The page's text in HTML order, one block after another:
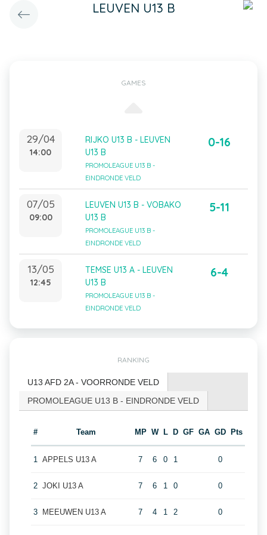
LEUVEN U13 B
GAMES
29/04
14:00
RIJKO U13 B - LEUVEN
U13 B
PROMOLEAGUE U13 B -
EINDRONDE VELD
0-16
07/05
09:00
LEUVEN U13 B - VOBAKO
U13 B
PROMOLEAGUE U13 B -
EINDRONDE VELD
5-11
13/05
12:45
TEMSE U13 A - LEUVEN
U13 B
PROMOLEAGUE U13 B -
EINDRONDE VELD
6-4
RANKING
U13 AFD 2A - VOORRONDE VELD
PROMOLEAGUE U13 B - EINDRONDE VELD
# Team MP W L D GF GA GD Pts
1 APPELS U13 A 7 6 0 1 0
2 JOKI U13 A 7 6 1 0 0
3 MEEUWEN U13 A 7 4 1 2 0